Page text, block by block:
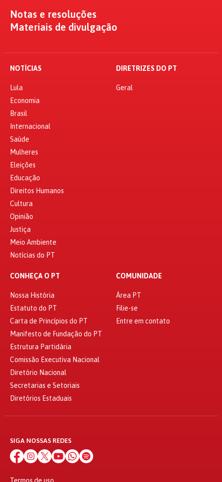
Notas e resoluções
Materiais de divulgação
NOTÍCIAS
Lula
Economia
Brasil
Internacional
Saúde
Mulheres
Eleições
Educação
Direitos Humanos
Cultura
Opinião
Justiça
Meio Ambiente
Notícias do PT
DIRETRIZES DO PT
Geral
CONHEÇA O PT
Nossa História
Estatuto do PT
Carta de Princípios do PT
Manifesto de Fundação do PT
Estrutura Partidária
Comissão Executiva Nacional
Diretório Nacional
Secretarias e Setoriais
Diretórios Estaduais
COMUNIDADE
Área PT
Filie-se
Entre em contato
SIGA NOSSAS REDES